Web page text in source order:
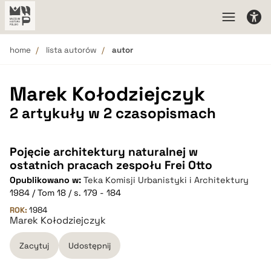
home lista autorów autor
Marek Kołodziejczyk
2 artykuły w 2 czasopismach
Pojęcie architektury naturalnej w
ostatnich pracach zespołu Frei Otto
Opublikowano w: Teka Komisji Urbanistyki i Architektury
1984 / Tom 18 / s. 179 - 184
ROK: 1984
Marek Kołodziejczyk
Zacytuj Udostępnij